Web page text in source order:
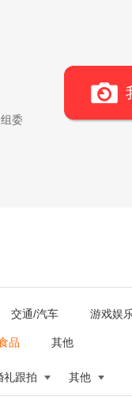
委
交通/汽车 游戏娱
品 其他
礼跟拍 其他